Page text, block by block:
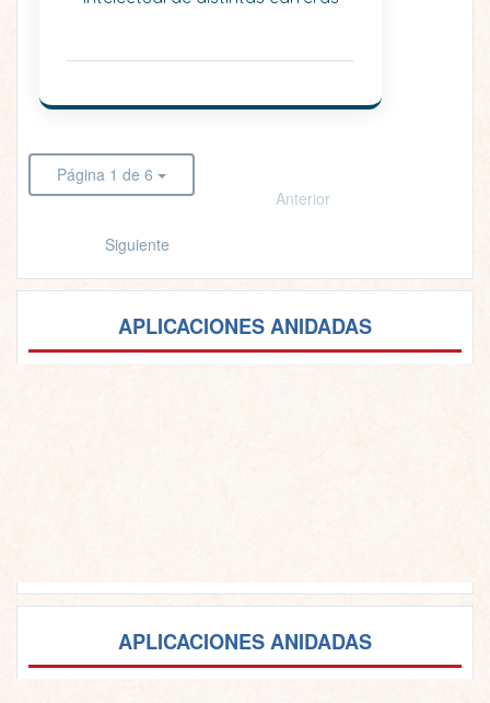
Página 1 de 6
Anterior
Siguiente
APLICACIONES ANIDADAS
APLICACIONES ANIDADAS